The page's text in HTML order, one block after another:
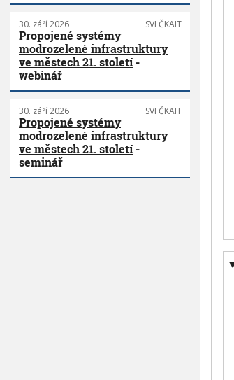
30. září 2026 SVI ČKAIT
Propojené systémy
modrozelené infrastruktury
ve městech 21. století-
webinář
30. září 2026 SVI ČKAIT
Propojené systémy
modrozelené infrastruktury
ve městech 21. století-
seminář